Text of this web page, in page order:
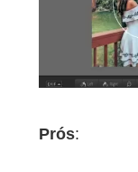
Prós: